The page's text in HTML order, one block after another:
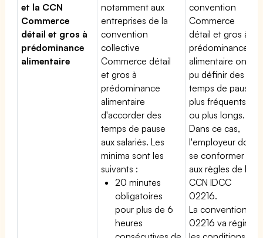
et la CCN
Commerce
détail et gros à
prédominance
alimentaire
notamment aux
entreprises de la
convention
collective
Commerce détail
et gros à
prédominance
alimentaire
d'accorder des
temps de pause
aux salariés. Les
minima sont les
suivants :
20 minutes
obligatoires
pour plus de 6
heures
convention
Commerce
détail et gros à
prédominance
alimentaire ont
pu définir des
temps de pause
plus fréquents
ou plus longs.
Dans ce cas,
l'employeur doit
se conformer
aux règles de la
CCN IDCC
02216.
La convention
02216 va régir